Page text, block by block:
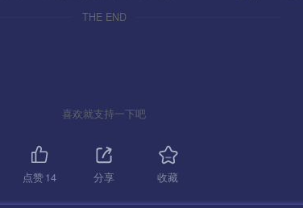
THE END
喜欢就支持一下吧
点赞14 分享 收藏